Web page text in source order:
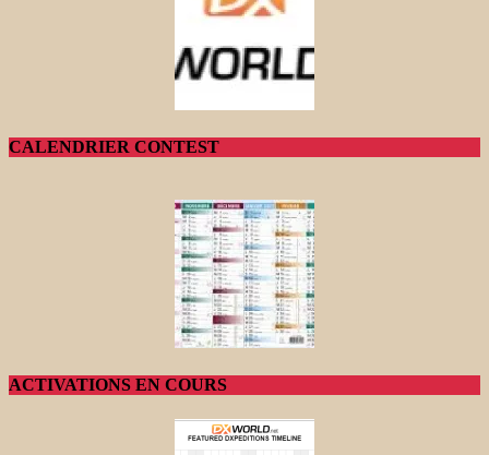
CALENDRIER CONTEST
ACTIVATIONS EN COURS